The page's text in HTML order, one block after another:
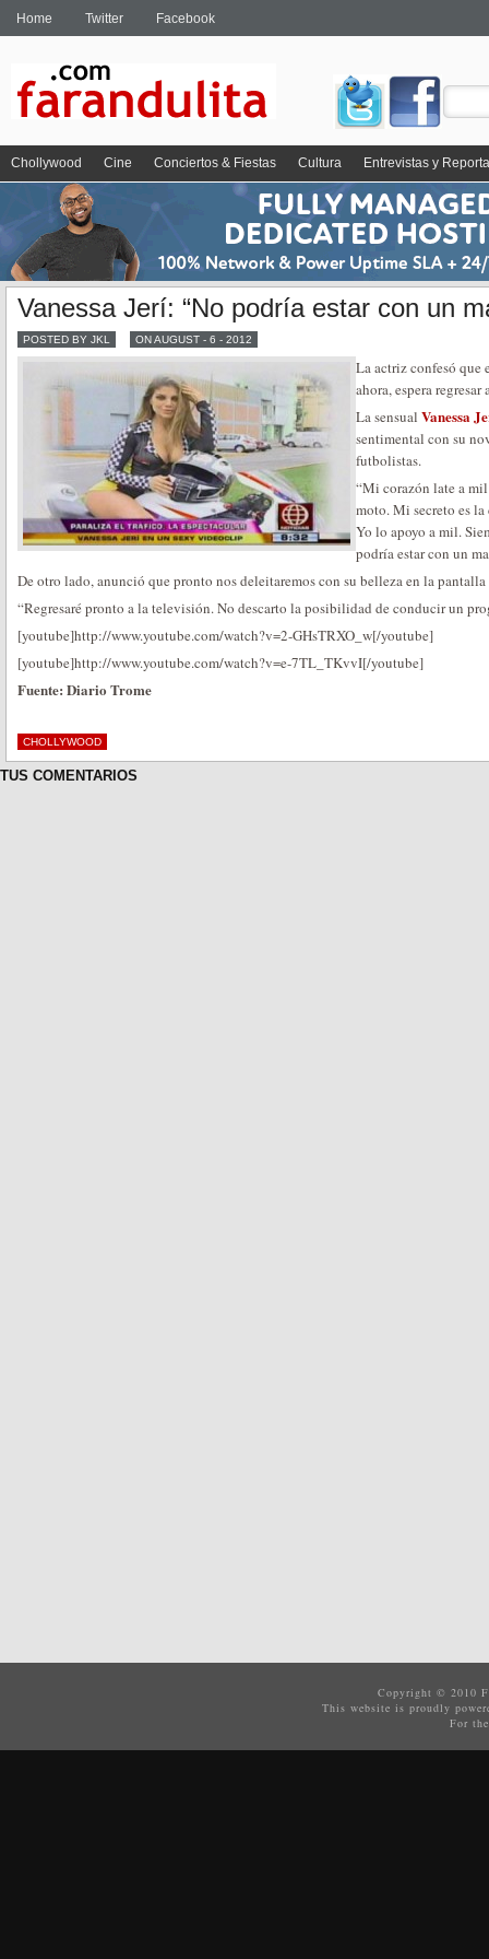
Home Twitter Facebook
Chollywood Cine Conciertos & Fiestas Cultura Entrevistas y
Vanessa Jerí: “No podría estar con un
POSTED BY JKL ON AUGUST - 6 - 2012
La actriz confesó que
ahora, espera
La sensual Vanessa
sentimental con su
futbolistas.
“Mi corazón late a
moto. Mi secreto es
Yo lo apoyo a mil.
podría estar con un
De otro lado, anunció que pronto nos deleitaremos con su belleza en la
“Regresaré pronto a la televisión. No descarto la posibilidad de conducir un
[youtube]http://www.youtube.com/watch?v=2-GHsTRXO_w[/youtube]
[youtube]http://www.youtube.com/watch?v=e-7TL_TKvvI[/youtube]
Fuente: Diario Trome
CHOLLYWOOD
TUS COMENTARIOS
Copyright © 2010
This website is proudly
For